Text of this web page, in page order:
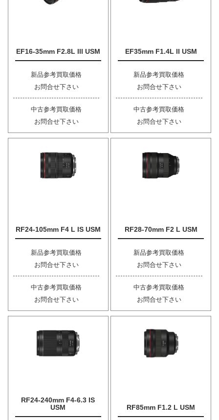
EF16-35mm F2.8L III USM
新品参考買取価格
お問合せ下さい
中古参考買取価格
お問合せ下さい
EF35mm F1.4L II USM
新品参考買取価格
お問合せ下さい
中古参考買取価格
お問合せ下さい
RF24-105mm F4 L IS USM
新品参考買取価格
お問合せ下さい
中古参考買取価格
お問合せ下さい
RF28-70mm F2 L USM
新品参考買取価格
お問合せ下さい
中古参考買取価格
お問合せ下さい
RF24-240mm F4-6.3 IS
USM
RF85mm F1.2 L USM